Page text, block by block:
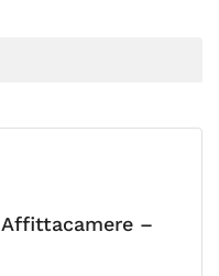
Affittacamere –